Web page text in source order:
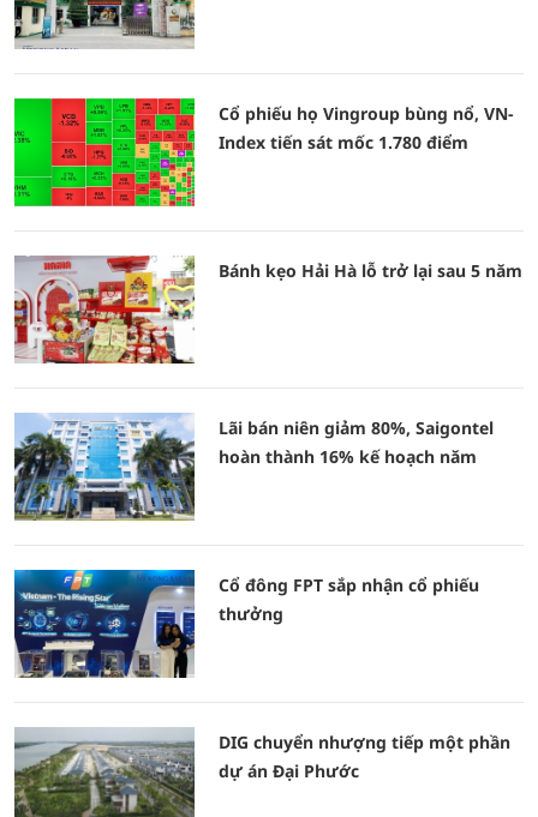
Cổ phiếu họ Vingroup bùng nổ, VN-
Index tiến sát mốc 1.780 điểm
Bánh kẹo Hải Hà lỗ trở lại sau 5 năm
Lãi bán niên giảm 80%, Saigontel
hoàn thành 16% kế hoạch năm
Cổ đông FPT sắp nhận cổ phiếu
thưởng
DIG chuyển nhượng tiếp một phần
dự án Đại Phước